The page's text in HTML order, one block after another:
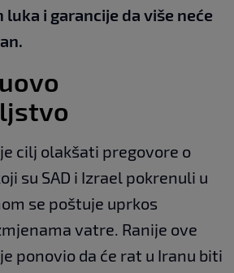
i garancije da više neće
cilj olakšati pregovore o
su SAD i Izrael pokrenuli u
se poštuje uprkos
vatre. Ranije ove
ponovio da će rat u Iranu biti